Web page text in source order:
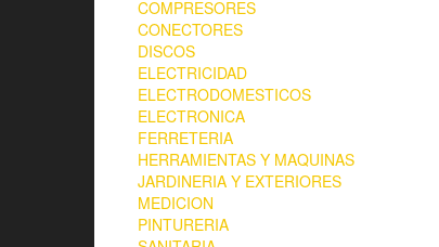
COMPRESORES
CONECTORES
DISCOS
ELECTRICIDAD
ELECTRODOMESTICOS
ELECTRONICA
FERRETERIA
HERRAMIENTAS Y MAQUINAS
JARDINERIA Y EXTERIORES
MEDICION
PINTURERIA